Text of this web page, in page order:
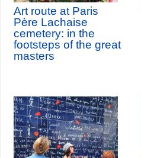
Art route at Paris
Père Lachaise
cemetery: in the
footsteps of the great
masters